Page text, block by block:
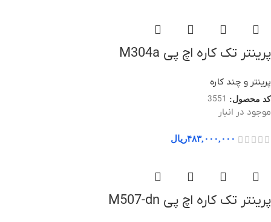
پرینتر تک کاره اچ پی M304a
پرینتر و چند کاره
کد محصول: 3551
موجود در انبار
۴۸۳,۰۰۰,۰۰۰ریال
پرینتر تک کاره اچ پی M507-dn